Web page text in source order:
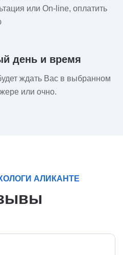
или On-line, оплатить
день и время
ждать Вас в выбранном
или очно.
АЛИКАНТЕ